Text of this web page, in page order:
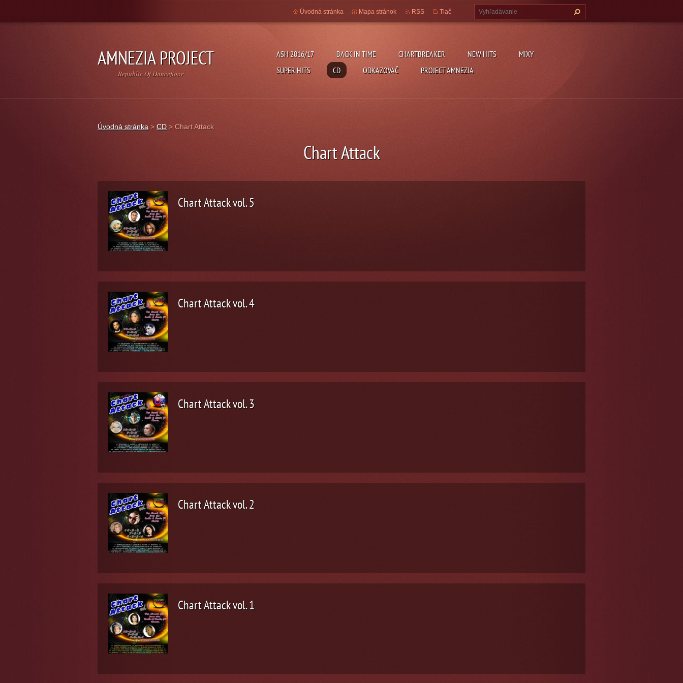
AMNEZIA PROJECT
Republic Of Dancefloor
ASH 2016/17 BACK IN TIME CHARTBREAKER NEW HITS
MIXY
SUPER HITS
CD ODKAZOVAČ PROJECT AMNEZIA
Úvodná stránka Mapa stránok RSS Tlač
Úvodná stránka >CD >Chart Attack
Chart Attack
Chart Attack vol. 5
Chart Attack vol. 4
Chart Attack vol. 3
Chart Attack vol. 2
Chart Attack vol. 1